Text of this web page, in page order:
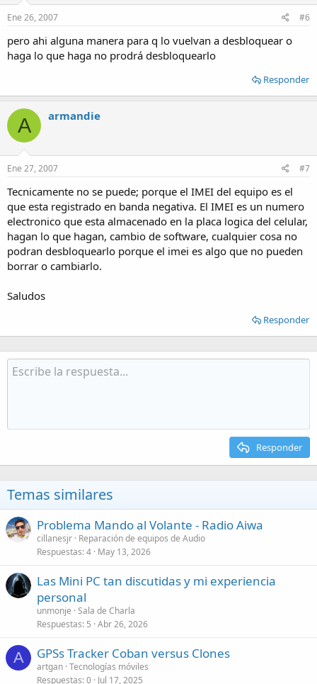
Ene 26, 2007 #6
pero ahi alguna manera para q lo vuelvan a desbloquear o
haga lo que haga no prodrá desbloquearlo
Responder
A armandie
Ene 27, 2007 #7
Tecnicamente no se puede; porque el IMEI del equipo es el
que esta registrado en banda negativa. El IMEI es un numero
electronico que esta almacenado en la placa logica del celular,
hagan lo que hagan, cambio de software, cualquier cosa no
podran desbloquearlo porque el imei es algo que no pueden
borrar o cambiarlo.
Saludos
Responder
Responder
Temas similares
Problema Mando al Volante - Radio Aiwa
cillanesjr Reparación de equipos de Audio
Respuestas 4 May 13, 2026
Las Mini PC tan discutidas y mi experiencia
personal
unmonje Sala de Charla
Respuestas 5 Abr 26, 2026
A GPSs Tracker Coban versus Clones
artgan Tecnologías móviles
Respuestas 0 Jul 17, 2025